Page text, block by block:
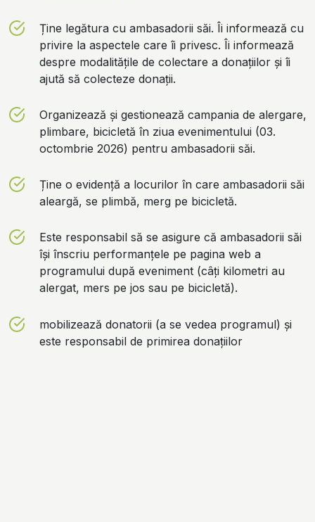
Ține legătura cu ambasadorii săi. Îi informează cu
privire la aspectele care îi privesc. Îi informează
despre modalitățile de colectare a donațiilor și îi
ajută să colecteze donații.
Organizează și gestionează campania de alergare,
plimbare, bicicletă în ziua evenimentului (03.
octombrie 2026) pentru ambasadorii săi.
Ține o evidență a locurilor în care ambasadorii săi
aleargă, se plimbă, merg pe bicicletă.
Este responsabil să se asigure că ambasadorii săi
își înscriu performanțele pe pagina web a
programului după eveniment (câți kilometri au
alergat, mers pe jos sau pe bicicletă).
mobilizează donatorii (a se vedea programul) și
este responsabil de primirea donațiilor